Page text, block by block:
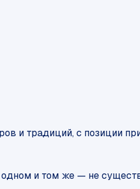
и традиций, с позиции
и том же — не